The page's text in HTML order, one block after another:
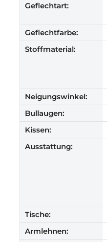
Geflechtart:
Geflechtfarbe:
Stoffmaterial:
Neigungswinkel:
Bullaugen:
Kissen:
Ausstattung:
Tische:
Armlehnen: